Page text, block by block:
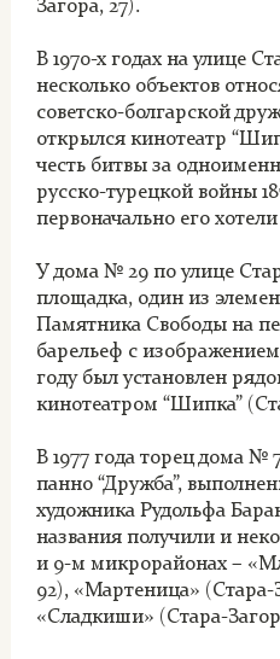
Загора, 27).
В 1970-х годах на улице
несколько объектов
советско-болгарской
открылся кинотеатр
честь битвы за
русско-турецкой войны
первоначально его хотели
У дома № 29 по улице
площадка, один из
Памятника Свободы на
барельеф с
году был установлен
кинотеатром “Шипка”
В 1977 года торец дома №
панно “Дружба”,
художника Рудольфа
названия получили и
и 9-м микрорайонах –
92), «Мартеница» (Стара-
«Сладкиши» (Стара-